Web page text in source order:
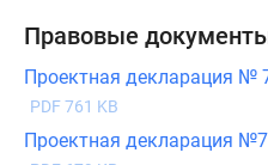
Правовые
Проектная декларация №
PDF 761 KB
Проектная декларация